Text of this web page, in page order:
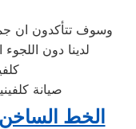
وسوف تتأكدون ان
لدينا دون
صيانة
الخط الساخن